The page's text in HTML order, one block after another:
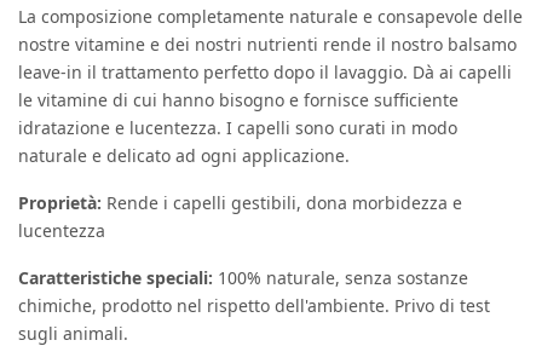
La composizione completamente naturale e consapevole delle
nostre vitamine e dei nostri nutrienti rende il nostro balsamo
leave-in il trattamento perfetto dopo il lavaggio. Dà ai capelli
le vitamine di cui hanno bisogno e fornisce sufficiente
idratazione e lucentezza. I capelli sono curati in modo
naturale e delicato ad ogni applicazione.
Proprietà: Rende i capelli gestibili, dona morbidezza e
lucentezza
Caratteristiche speciali: 100% naturale, senza sostanze
chimiche, prodotto nel rispetto dell'ambiente. Privo di test
sugli animali.